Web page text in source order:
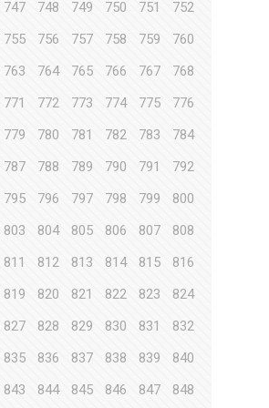
747 748 749 750 751
752
755 756 757 758 759
760
763 764 765 766 767
768
771 772 773 774 775
776
779 780 781 782 783
784
787 788 789 790 791
792
795 796 797 798 799
800
803 804 805 806 807
808
811 812 813 814 815
816
819 820 821 822 823
824
827 828 829 830 831
832
835 836 837 838 839
840
843 844 845 846 847 848